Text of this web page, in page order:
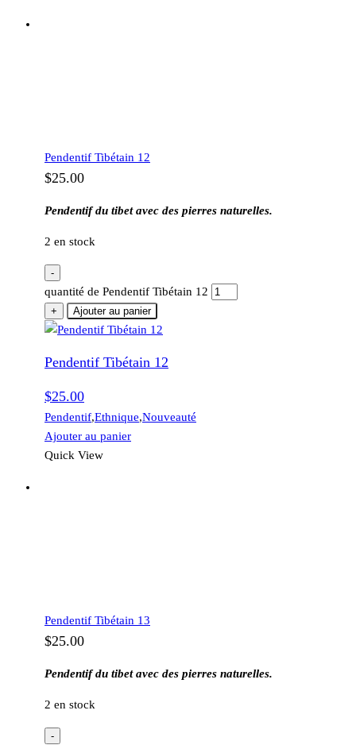
Pendentif Tibétain 12
$25.00
Pendentif du tibet avec des pierres naturelles.
2 en stock
-
quantité de Pendentif Tibétain 12
+ Ajouter au panier
Pendentif Tibétain 12
$25.00
Pendentif,Ethnique,Nouveauté
Ajouter au panier
Quick View
Pendentif Tibétain 13
$25.00
Pendentif du tibet avec des pierres naturelles.
2 en stock
-